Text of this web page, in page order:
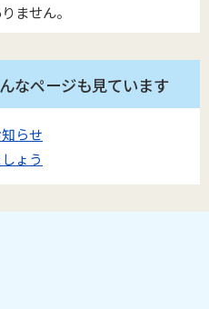
ません。
なページも見ています
らせ
ょう